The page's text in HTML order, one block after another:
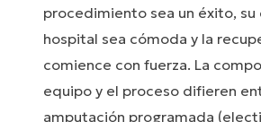
procedimiento sea un éxito, su
hospital sea cómoda y la
comience con fuerza. La
equipo y el proceso difieren
amputación programada